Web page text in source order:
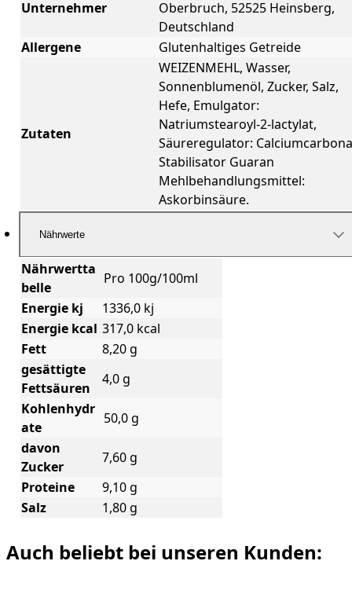
Unternehmer
Oberbruch, 52525 Heinsberg,
Deutschland
Allergene
Glutenhaltiges Getreide
Zutaten
WEIZENMEHL, Wasser,
Sonnenblumenöl, Zucker, Salz,
Hefe, Emulgator:
Natriumstearoyl-2-lactylat,
Säureregulator:
Stabilisator Guaran
Mehlbehandlungsmittel:
Askorbinsäure.
Nährwerte
Nährwertta
belle
Pro 100g/100ml
Energie kj
1336,0 kj
Energie kcal 317,0 kcal
Fett
8,20 g
gesättigte
Fettsäuren
4,0 g
Kohlenhydr
ate
50,0 g
davon
Zucker
7,60 g
Proteine
9,10 g
Salz
1,80 g
Auch beliebt bei unseren Kunden: